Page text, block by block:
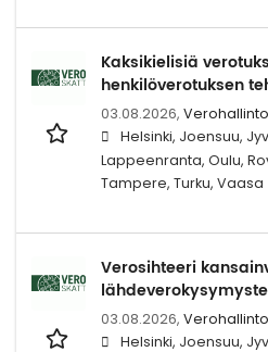
Kaksikielisiä
henkilöverotuksen
03.08.2026, Verohallinto
Helsinki, Joensuu,
Lappeenranta, Oulu,
Tampere, Turku, Vaasa
Verosihteeri
03.08.2026, Verohallinto
Helsinki, Joensuu,